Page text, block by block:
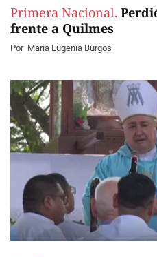
Primera Nacional.
frente a Quilmes
Por Maria Eugenia Burgos